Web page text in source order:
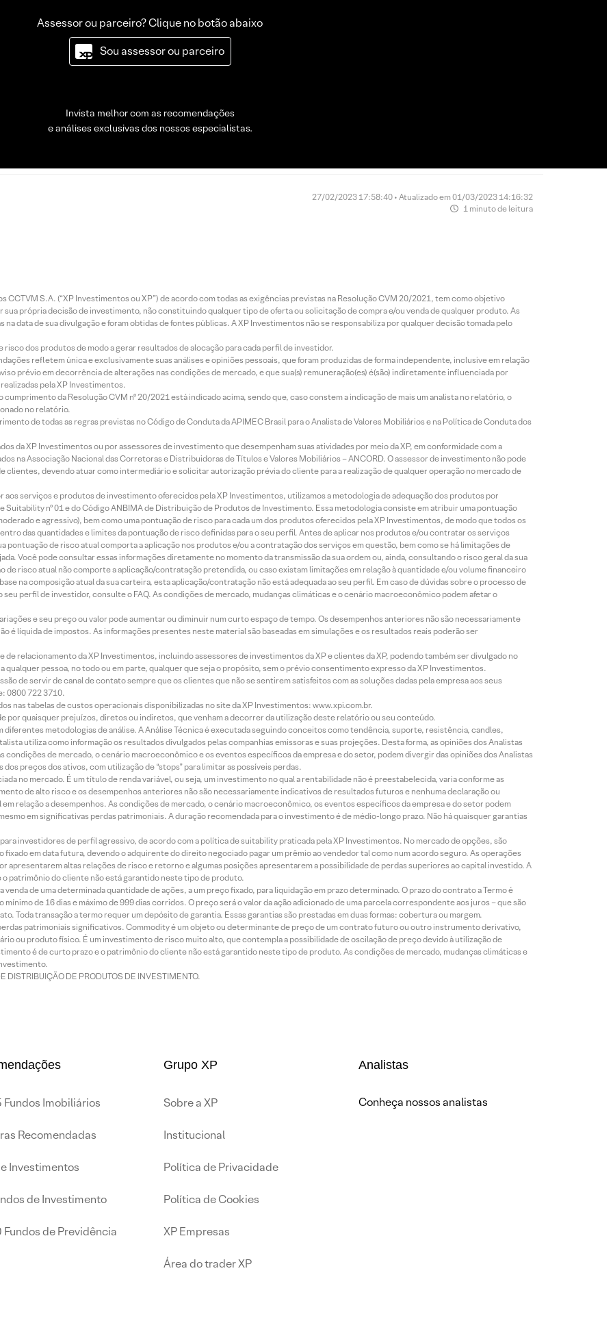
Assessor ou parceiro? Clique no botão abaixo
Sou assessor ou parceiro
Invista melhor com as recomendações
e análises exclusivas dos nossos especialistas.
27/02/2023 17:58:40 • Atualizado em 01/03/2023 14:16:32
1 minuto de leitura
CCTVM S.A. (“XP Investimentos ou XP”) de acordo com todas as exigências previstas na Resolução CVM 20/2021, tem como objetivo
própria decisão de investimento, não constituindo qualquer tipo de oferta ou solicitação de compra e/ou venda de qualquer produto. As
data de sua divulgação e foram obtidas de fontes públicas. A XP Investimentos não se responsabiliza por qualquer decisão tomada pelo
dos produtos de modo a gerar resultados de alocação para cada perfil de investidor.
refletem única e exclusivamente suas análises e opiniões pessoais, que foram produzidas de forma independente, inclusive em relação
prévio em decorrência de alterações nas condições de mercado, e que sua(s) remuneração(es) é(são) indiretamente influenciada por
pela XP Investimentos.
da Resolução CVM nº 20/2021 está indicado acima, sendo que, caso constem a indicação de mais um analista no relatório, o
no relatório.
de todas as regras previstas no Código de Conduta da APIMEC Brasil para o Analista de Valores Mobiliários e na Política de Conduta dos
da XP Investimentos ou por assessores de investimento que desempenham suas atividades por meio da XP, em conformidade com a
na Associação Nacional das Corretoras e Distribuidoras de Títulos e Valores Mobiliários – ANCORD. O assessor de investimento não pode
devendo atuar como intermediário e solicitar autorização prévia do cliente para a realização de qualquer operação no mercado de
aos serviços e produtos de investimento oferecidos pela XP Investimentos, utilizamos a metodologia de adequação dos produtos por
nº 01 e do Código ANBIMA de Distribuição de Produtos de Investimento. Essa metodologia consiste em atribuir uma pontuação
e agressivo), bem como uma pontuação de risco para cada um dos produtos oferecidos pela XP Investimentos, de modo que todos os
das quantidades e limites da pontuação de risco definidas para o seu perfil. Antes de aplicar nos produtos e/ou contratar os serviços
de risco atual comporta a aplicação nos produtos e/ou a contratação dos serviços em questão, bem como se há limitações de
Você pode consultar essas informações diretamente no momento da transmissão da sua ordem ou, ainda, consultando o risco geral da sua
de risco atual não comporte a aplicação/contratação pretendida, ou caso existam limitações em relação à quantidade e/ou volume financeiro
na composição atual da sua carteira, esta aplicação/contratação não está adequada ao seu perfil. Em caso de dúvidas sobre o processo de
perfil de investidor, consulte o FAQ. As condições de mercado, mudanças climáticas e o cenário macroeconômico podem afetar o
e seu preço ou valor pode aumentar ou diminuir num curto espaço de tempo. Os desempenhos anteriores não são necessariamente
é líquida de impostos. As informações presentes neste material são baseadas em simulações e os resultados reais poderão ser
relacionamento da XP Investimentos, incluindo assessores de investimentos da XP e clientes da XP, podendo também ser divulgado no
qualquer pessoa, no todo ou em parte, qualquer que seja o propósito, sem o prévio consentimento expresso da XP Investimentos.
de servir de canal de contato sempre que os clientes que não se sentirem satisfeitos com as soluções dadas pela empresa aos seus
0800 722 3710.
nas tabelas de custos operacionais disponibilizadas no site da XP Investimentos: www.xpi.com.br.
por quaisquer prejuízos, diretos ou indiretos, que venham a decorrer da utilização deste relatório ou seu conteúdo.
diferentes metodologias de análise. A Análise Técnica é executada seguindo conceitos como tendência, suporte, resistência, candles,
utiliza como informação os resultados divulgados pelas companhias emissoras e suas projeções. Desta forma, as opiniões dos Analistas
condições de mercado, o cenário macroeconômico e os eventos específicos da empresa e do setor, podem divergir das opiniões dos Analistas
preços dos ativos, com utilização de “stops” para limitar as possíveis perdas.
no mercado. É um título de renda variável, ou seja, um investimento no qual a rentabilidade não é preestabelecida, varia conforme as
de alto risco e os desempenhos anteriores não são necessariamente indicativos de resultados futuros e nenhuma declaração ou
relação a desempenhos. As condições de mercado, o cenário macroeconômico, os eventos específicos da empresa e do setor podem
em significativas perdas patrimoniais. A duração recomendada para o investimento é de médio-longo prazo. Não há quaisquer garantias
investidores de perfil agressivo, de acordo com a política de suitability praticada pela XP Investimentos. No mercado de opções, são
em data futura, devendo o adquirente do direito negociado pagar um prêmio ao vendedor tal como num acordo seguro. As operações
apresentarem altas relações de risco e retorno e algumas posições apresentarem a possibilidade de perdas superiores ao capital investido. A
patrimônio do cliente não está garantido neste tipo de produto.
de uma determinada quantidade de ações, a um preço fixado, para liquidação em prazo determinado. O prazo do contrato a Termo é
de 16 dias e máximo de 999 dias corridos. O preço será o valor da ação adicionado de uma parcela correspondente aos juros – que são
Toda transação a termo requer um depósito de garantia. Essas garantias são prestadas em duas formas: cobertura ou margem.
patrimoniais significativos. Commodity é um objeto ou determinante de preço de um contrato futuro ou outro instrumento derivativo,
ou produto físico. É um investimento de risco muito alto, que contempla a possibilidade de oscilação de preço devido à utilização de
é de curto prazo e o patrimônio do cliente não está garantido neste tipo de produto. As condições de mercado, mudanças climáticas e
DISTRIBUIÇÃO DE PRODUTOS DE INVESTIMENTO.
Fundos Imobiliários
Recomendadas
Investimentos
de Investimento
Fundos de Previdência
Grupo XP
Sobre a XP
Institucional
Política de Privacidade
Política de Cookies
XP Empresas
Área do trader XP
Analistas
Conheça nossos analistas